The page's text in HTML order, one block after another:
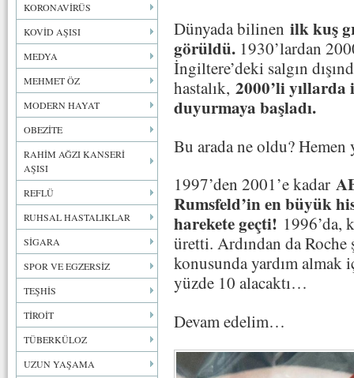
KORONAVİRÜS
KOVİD AŞISI
MEDYA
MEHMET ÖZ
MODERN HAYAT
OBEZİTE
RAHİM AĞZI KANSERİ
AŞISI
REFLÜ
RUHSAL HASTALIKLAR
SİGARA
SPOR VE EGZERSİZ
TEŞHİS
TİROİT
TÜBERKÜLOZ
UZUN YAŞAMA
Dünyada bilinen ilk kuş
görüldü. 1930’lardan
İngiltere’deki salgın
hastalık, 2000’li yıllarda
duyurmaya başladı.
Bu arada ne oldu? Hemen
1997’den 2001’e kadar
Rumsfeld’in en büyük
harekete geçti! 1996’da,
üretti. Ardından da
konusunda yardım almak
yüzde 10 alacaktı…
Devam edelim…